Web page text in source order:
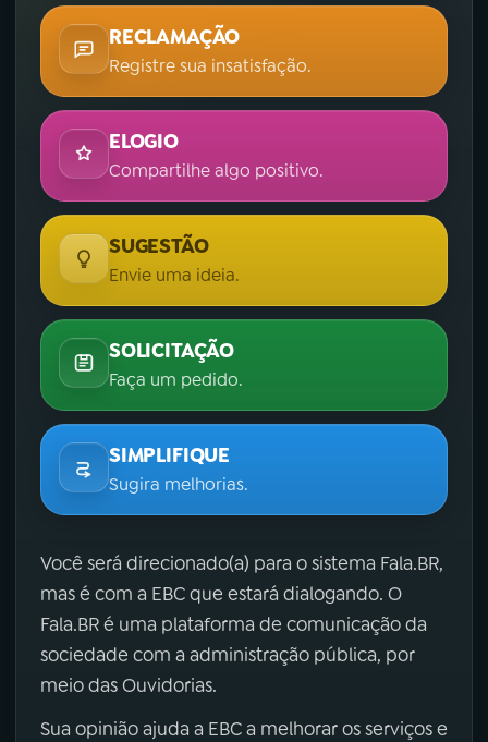
RECLAMAÇÃO
Registre sua insatisfação.
ELOGIO
Compartilhe algo positivo.
SUGESTÃO
Envie uma ideia.
SOLICITAÇÃO
Faça um pedido.
SIMPLIFIQUE
Sugira melhorias.
Você será direcionado(a) para o sistema Fala.BR,
mas é com a EBC que estará dialogando. O
Fala.BR é uma plataforma de comunicação da
sociedade com a administração pública, por
meio das Ouvidorias.
Sua opinião ajuda a EBC a melhorar os serviços e